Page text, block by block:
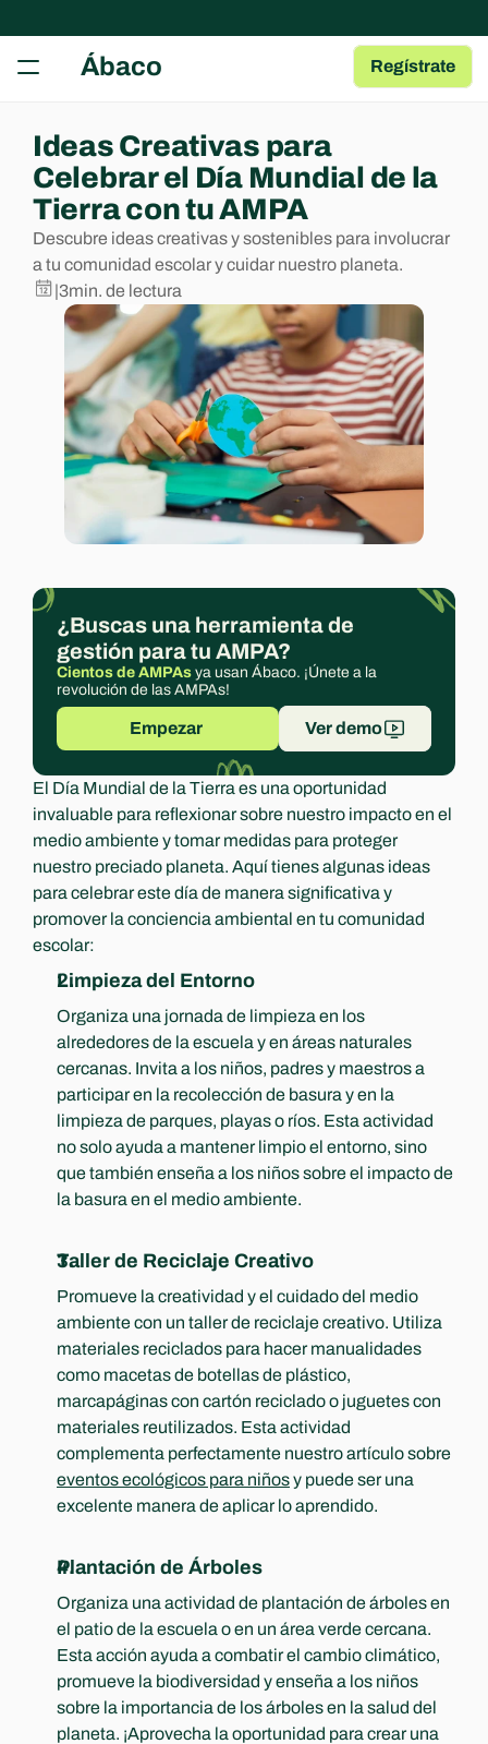
Ideas Creativas para
Celebrar el Día Mundial de la
Tierra con tu AMPA
Descubre ideas creativas y sostenibles para involucrar
a tu comunidad escolar y cuidar nuestro planeta.
|3min. de lectura
¿Buscas una herramienta de
gestión para tu AMPA?
Cientos de AMPAs ya usan Ábaco. ¡Únete a la
revolución de las AMPAs!
Empezar Ver demo
El Día Mundial de la Tierra es una oportunidad
invaluable para reflexionar sobre nuestro impacto en el
medio ambiente y tomar medidas para proteger
nuestro preciado planeta. Aquí tienes algunas ideas
para celebrar este día de manera significativa y
promover la conciencia ambiental en tu comunidad
escolar:
Limpieza del Entorno
Organiza una jornada de limpieza en los
alrededores de la escuela y en áreas naturales
cercanas. Invita a los niños, padres y maestros a
participar en la recolección de basura y en la
limpieza de parques, playas o ríos. Esta actividad
no solo ayuda a mantener limpio el entorno, sino
que también enseña a los niños sobre el impacto de
la basura en el medio ambiente.
Taller de Reciclaje Creativo
Promueve la creatividad y el cuidado del medio
ambiente con un taller de reciclaje creativo. Utiliza
materiales reciclados para hacer manualidades
como macetas de botellas de plástico,
marcapáginas con cartón reciclado o juguetes con
materiales reutilizados. Esta actividad
eventos ecológicos para niños y puede ser una
excelente manera de aplicar lo aprendido.
Plantación de Árboles
Organiza una actividad de plantación de árboles en
el patio de la escuela o en un área verde cercana.
Esta acción ayuda a combatir el cambio climático,
promueve la biodiversidad y enseña a los niños
sobre la importancia de los árboles en la salud del
planeta. ¡Aprovecha la oportunidad para crear una
Ábaco Herramientas gratuitas
Guía para AMPAs
Aprende a gestionar una AMPA
Centro de Ayuda
Artículos y Guías sobre las Apps
Blog
Contenido de interés para AMPAs
COMMUNITY
Join
Events
Experts
Regístrate